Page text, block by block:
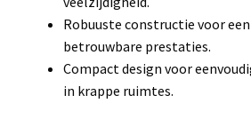
Robuuste constructie voor
betrouwbare prestaties.
Compact design voor
in krappe ruimtes.